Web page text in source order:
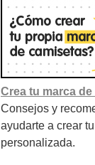
Crea tu marca
Consejos y
ayudarte a crear
personalizada.